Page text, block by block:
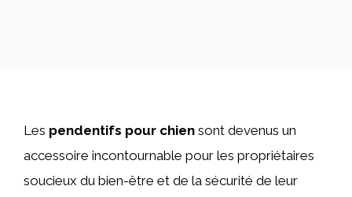
Les pendentifs pour chien sont devenus un
accessoire incontournable pour les propriétaires
soucieux du bien-être et de la sécurité de leur